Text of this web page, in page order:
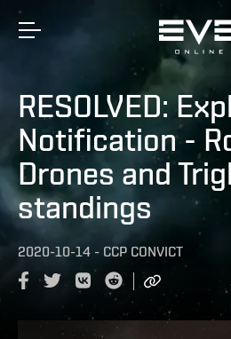
RESOLVED:
Notification -
Drones and
standings
2020-10-14 - CCP CONVICT